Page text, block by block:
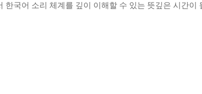
국어 소리 체계를 깊이 이해할 수 있는 뜻깊은 시간이